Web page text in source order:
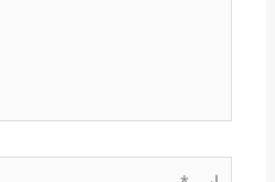
اسم*